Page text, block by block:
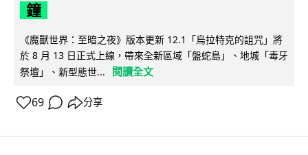
鐘
《魔獸世界：至暗之夜》版本更新 12.1「烏拉特克的詛咒」將
於 8 月 13 日正式上線，帶來全新區域「盤蛇島」、地城「毒牙
祭壇」、新型態世...
閱讀全文
69 分享